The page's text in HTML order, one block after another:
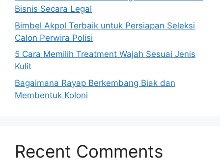
Bisnis Secara Legal
Bimbel Akpol Terbaik untuk Persiapan Seleksi
Calon Perwira Polisi
5 Cara Memilih Treatment Wajah Sesuai Jenis
Kulit
Bagaimana Rayap Berkembang Biak dan
Membentuk Koloni
Recent Comments